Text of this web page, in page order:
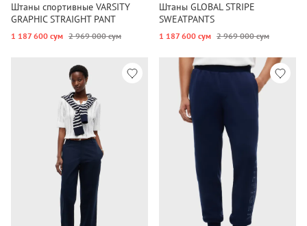
Штаны спортивные VARSITY
GRAPHIC STRAIGHT PANT
1 187 600 сум 2 969 000 сум
Штаны GLOBAL STRIPE
SWEATPANTS
1 187 600 сум 2 969 000 сум